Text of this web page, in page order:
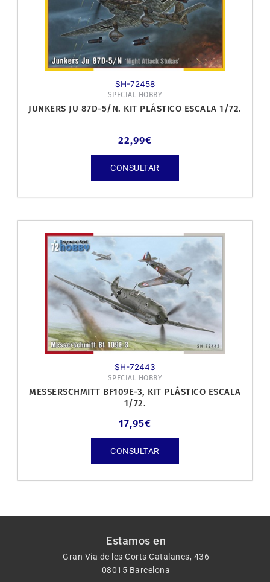
SH-72458
SPECIAL HOBBY
JUNKERS JU 87D-5/N. KIT PLÁSTICO ESCALA 1/72.
22,99€
CONSULTAR
SH-72443
SPECIAL HOBBY
MESSERSCHMITT BF109E-3, KIT PLÁSTICO ESCALA
1/72.
17,95€
CONSULTAR
Estamos en
Gran Via de les Corts Catalanes, 436
08015 Barcelona